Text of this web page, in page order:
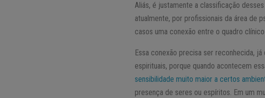
Aliás, é justamente a classificação
atualmente, por profissionais da área de
casos uma conexão entre o quadro
Essa conexão precisa ser reconhecida,
espirituais, porque quando acontecem
sensibilidade muito maior a certos
presença de seres ou espíritos. Em um